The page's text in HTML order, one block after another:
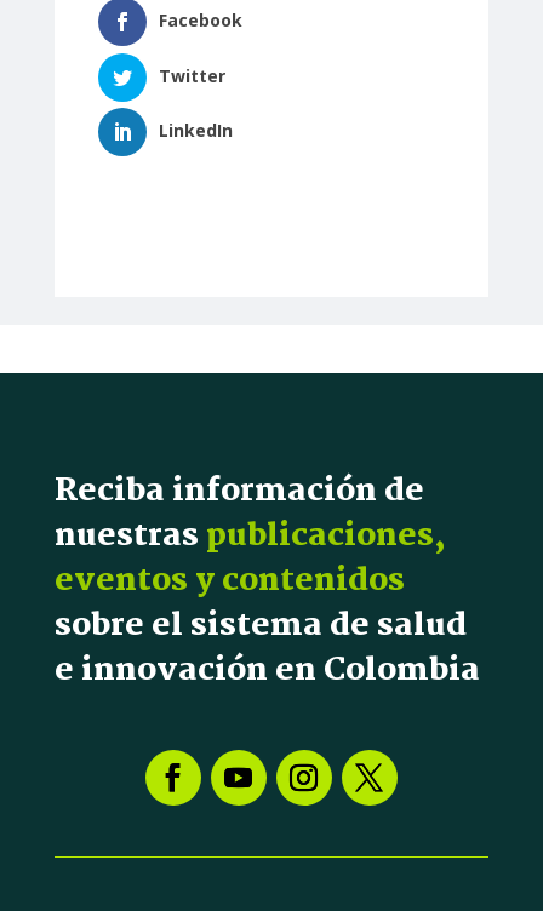
Facebook
Twitter
LinkedIn
Reciba información de
nuestraspublicaciones,
eventos y contenidos
sobre el sistema de salud
e innovación en Colombia